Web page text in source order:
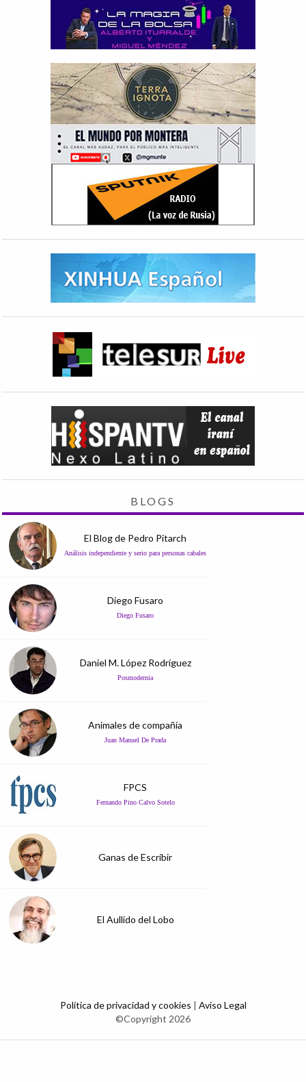
BLOGS
El Blog de Pedro Pitarch
Análisis independiente y serio para personas cabales
Diego Fusaro
Diego Fusaro
Daniel M. López Rodríguez
Posmodernia
Animales de compañía
Juan Manuel De Prada
FPCS
Fernando Pino Calvo Sotelo
Ganas de Escribir
El Aullido del Lobo
Política de privacidad y cookies | Aviso Legal
©Copyright 2026